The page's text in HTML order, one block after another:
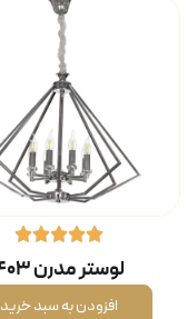
لوستر مدرن ۴۰۳
افزودن به سبد خرید